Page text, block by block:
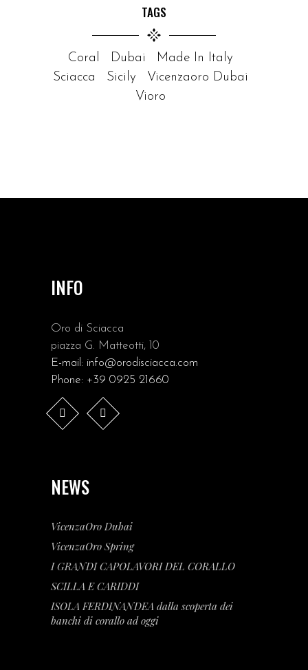
TAGS
Coral Dubai
Made In Italy
Sciacca
Sicily
Vicenzaoro Dubai
Vioro
INFO
Oro di Sciacca
piazza G. Matteotti, 10
E-mail: info@orodisciacca.com
Phone: +39 0925 21660
NEWS
VicenzaOro Dubai
VicenzaOro Spring
I GRANDI CAPOLAVORI DEL CORALLO
SCILLA E CARIDDI
ISOLA FERDINANDEA dalla scoperta dei
banchi di corallo ad oggi